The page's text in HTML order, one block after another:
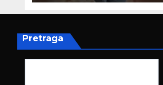
poruku
Pretraga